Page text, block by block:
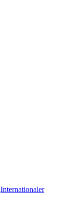
Internationaler